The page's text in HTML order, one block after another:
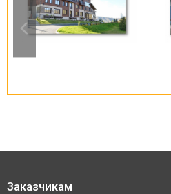
Заказчикам